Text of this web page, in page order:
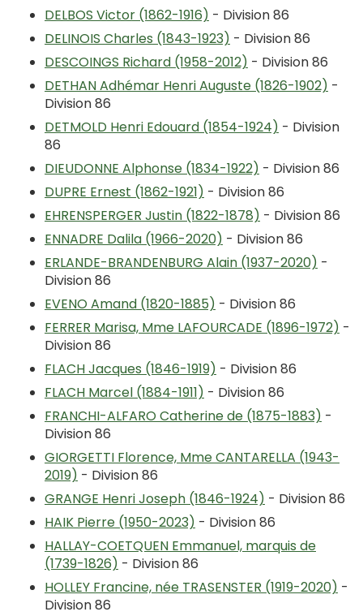
DELBOS Victor (1862-1916) - Division 86
DELINOIS Charles (1843-1923) - Division 86
DESCOINGS Richard (1958-2012) - Division 86
DETHAN Adhémar Henri Auguste (1826-1902) -
Division 86
DETMOLD Henri Edouard (1854-1924) - Division
86
DIEUDONNE Alphonse (1834-1922) - Division 86
DUPRE Ernest (1862-1921) - Division 86
EHRENSPERGER Justin (1822-1878) - Division 86
ENNADRE Dalila (1966-2020) - Division 86
ERLANDE-BRANDENBURG Alain (1937-2020) -
Division 86
EVENO Amand (1820-1885) - Division 86
FERRER Marisa, Mme LAFOURCADE (1896-1972) -
Division 86
FLACH Jacques (1846-1919) - Division 86
FLACH Marcel (1884-1911) - Division 86
FRANCHI-ALFARO Catherine de (1875-1883) -
Division 86
GIORGETTI Florence, Mme CANTARELLA (1943-
2019) - Division 86
GRANGE Henri Joseph (1846-1924) - Division 86
HAIK Pierre (1950-2023) - Division 86
HALLAY-COETQUEN Emmanuel, marquis de
(1739-1826) - Division 86
HOLLEY Francine, née TRASENSTER (1919-2020) -
Division 86